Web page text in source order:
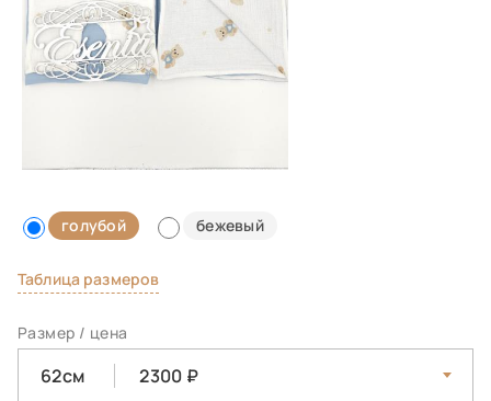
голубой бежевый
Таблица размеров
Размер / цена
62см 2300